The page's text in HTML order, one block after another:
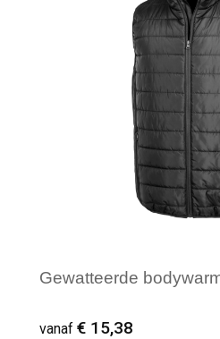
Gewatteerde
vanaf € 15,38